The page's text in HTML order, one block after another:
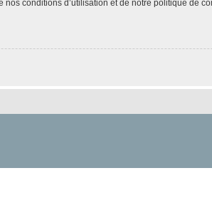
conditions d’utilisation et de notre politique de